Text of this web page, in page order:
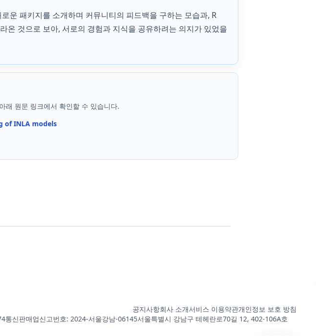
운 패키지를 소개하며 커뮤니티의 피드백을 구하는 모습과, R
온 것으로 보아, 서로의 경험과 지식을 공유하려는 의지가 있었을
래 원문 링크에서 확인할 수 있습니다.
of INLA models
공지사항회사 소개서비스 이용약관개인정보 보호 방침
통신판매업신고번호: 2024-서울강남-06145서울특별시 강남구 테헤란로70길 12, 402-106A호